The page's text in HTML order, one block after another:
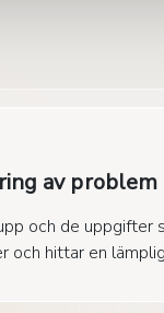
av problem
och de uppgifter
och hittar en